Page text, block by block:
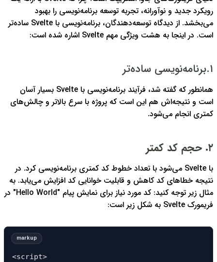
رویکرد جدید و نوآورانه، تجربه توسعه برنامه‌نویسی را بهبود
می‌بخشد.
از دیدگاه توسعه‌دهندگان، برنامه‌نویسی با Svelte ساده‌تر
است. در اینجا به هشت ویژگی مهم Svelte اشاره شده است:
۱.برنامه‌نویسی ساده‌تر
همانطور که گفته شد، فرآیند برنامه‌نویسی با Svelte بسیار آسان
است و نتیجه‌اش هم این است که پروژه با سرع بالاتر و چالش‌های
کمتری انجام می‌شود.
۲. حجم کد کمتر
با Svelte می‌شود با تعداد خطوط کد کمتری برنامه‌نویسی کرد. در
نتیجه خطاهای کد کاهش و قابلیت خوانایی کد افزایش می‌یابد. به
مثال زیر توجه کنید:
کد مورد نیاز برای نمایش پیام "Hello World" در
فریمورک Svelte به شکل زیر است:
<script>